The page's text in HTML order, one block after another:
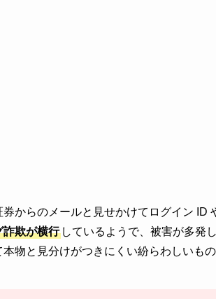
券からのメールと見せかけてログイン ID
詐欺が横行 しているようで、被害が多発
物と見分けがつきにくい紛らわしいも